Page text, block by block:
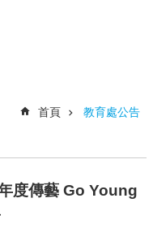
首頁 教育處公告
度傳藝 Go Young